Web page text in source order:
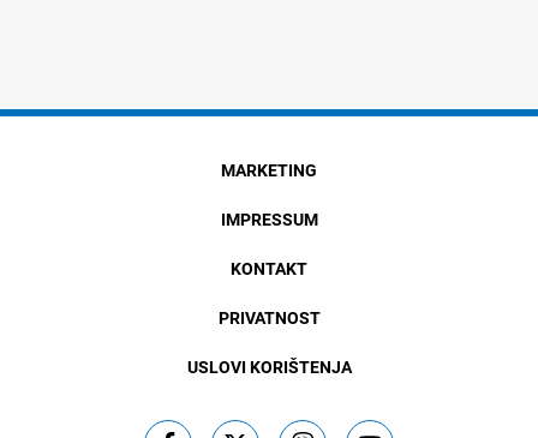
MARKETING
IMPRESSUM
KONTAKT
PRIVATNOST
USLOVI KORIŠTENJA